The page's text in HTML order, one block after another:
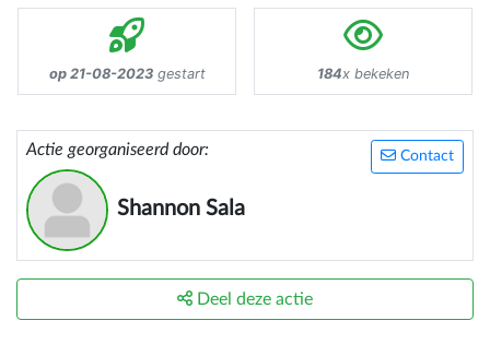
op 21-08-2023gestart 184x bekeken
Contact
Actie georganiseerd door:
Shannon Sala
Deel deze actie